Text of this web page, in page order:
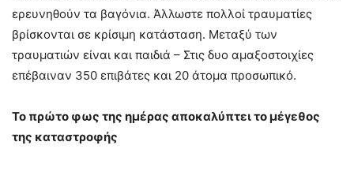
ερευνηθούν τα βαγόνια. Άλλωστε πολλοί τραυματίες
βρίσκονται σε κρίσιμη κατάσταση. Μεταξύ των
τραυματιών είναι και παιδιά – Στις δυο αμαξοστοιχίες
επέβαιναν 350 επιβάτες και 20 άτομα προσωπικό.
Το πρώτο φως της ημέρας αποκαλύπτει το μέγεθος
της καταστροφής